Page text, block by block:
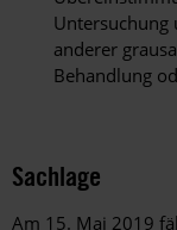
anderer
Behandlung
Sachlage
Am 15. Mai 2019